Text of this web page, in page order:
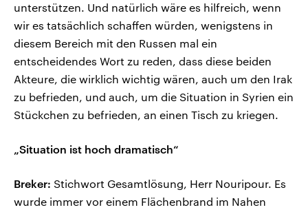
unterstützen. Und natürlich wäre es hilfreich, wenn
wir es tatsächlich schaffen würden, wenigstens in
diesem Bereich mit den Russen mal ein
entscheidendes Wort zu reden, dass diese beiden
Akteure, die wirklich wichtig wären, auch um den Irak
zu befrieden, und auch, um die Situation in Syrien ein
Stückchen zu befrieden, an einen Tisch zu kriegen.
„Situation ist hoch dramatisch“
Breker: Stichwort Gesamtlösung, Herr Nouripour. Es
wurde immer vor einem Flächenbrand im Nahen